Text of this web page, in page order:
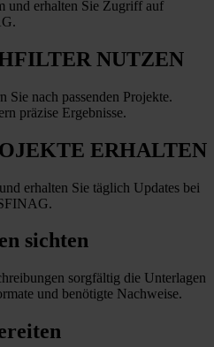
und erhalten Sie Zugriff auf
NUTZEN
Sie nach passenden Projekte.
präzise Ergebnisse.
ERHALTEN
erhalten Sie täglich Updates bei
sichten
sorgfältig die Unterlagen
und benötigte Nachweise.